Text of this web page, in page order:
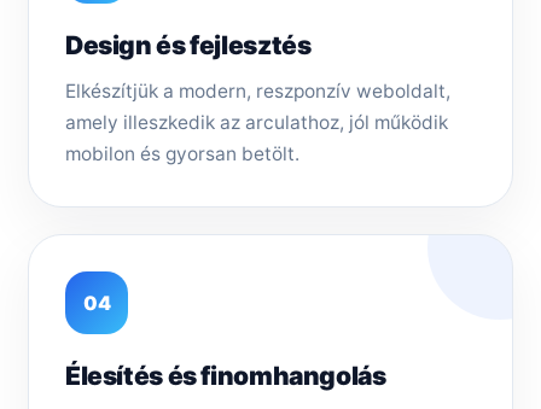
Design és fejlesztés
Elkészítjük a modern, reszponzív weboldalt,
amely illeszkedik az arculathoz, jól működik
mobilon és gyorsan betölt.
04
Élesítés és finomhangolás